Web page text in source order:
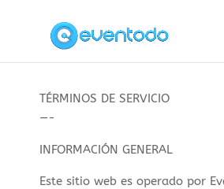
TÉRMINOS DE SERVICIO
—-
INFORMACIÓN GENERAL
Este sitio web es operado por